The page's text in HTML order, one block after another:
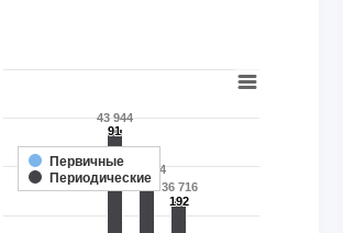
table, Chart
has 1 X axis displaying categories.
has 1 Y axis displaying Кол-во поверок, шт..
43 944
38 544
36 716
91
91
48
48
192
192
Первичные
Периодические